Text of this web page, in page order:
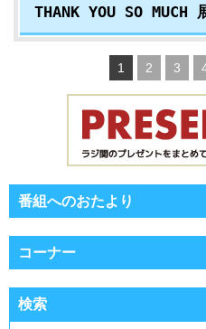
THANK YOU SO MUCH
1 2 3
番組へのおたより
コーナー
検索